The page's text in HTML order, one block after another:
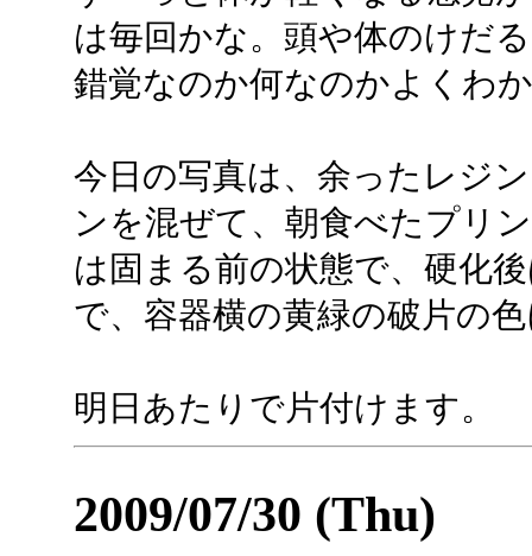
は毎回かな。頭や体のけだ
錯覚なのか何なのかよくわ
今日の写真は、余ったレジ
ンを混ぜて、朝食べたプリ
は固まる前の状態で、硬化
で、容器横の黄緑の破片の
明日あたりで片付けます。
2009/07/30 (Thu)